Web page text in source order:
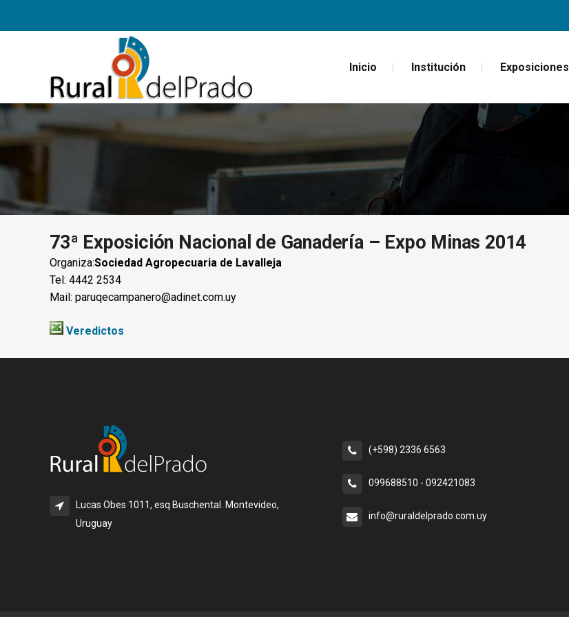
Inicio Institución Exposiciones
73ª Exposición Nacional de Ganadería – Expo Minas 2014
Organiza:Sociedad Agropecuaria de Lavalleja
Tel: 4442 2534
Mail: paruqecampanero@adinet.com.uy
Veredictos
Lucas Obes 1011, esq Buschental. Montevideo,
Uruguay
(+598) 2336 6563
099688510 - 092421083
info@ruraldelprado.com.uy